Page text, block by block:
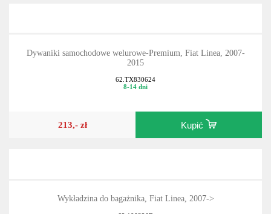
Dywaniki samochodowe welurowe-Premium, Fiat Linea, 2007-
2015
62.TX830624
8-14 dni
213,- zł Kupić
Wykładzina do bagażnika, Fiat Linea, 2007->